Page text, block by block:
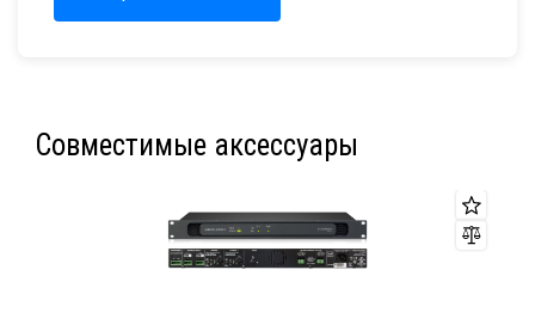
Совместимые аксессуары